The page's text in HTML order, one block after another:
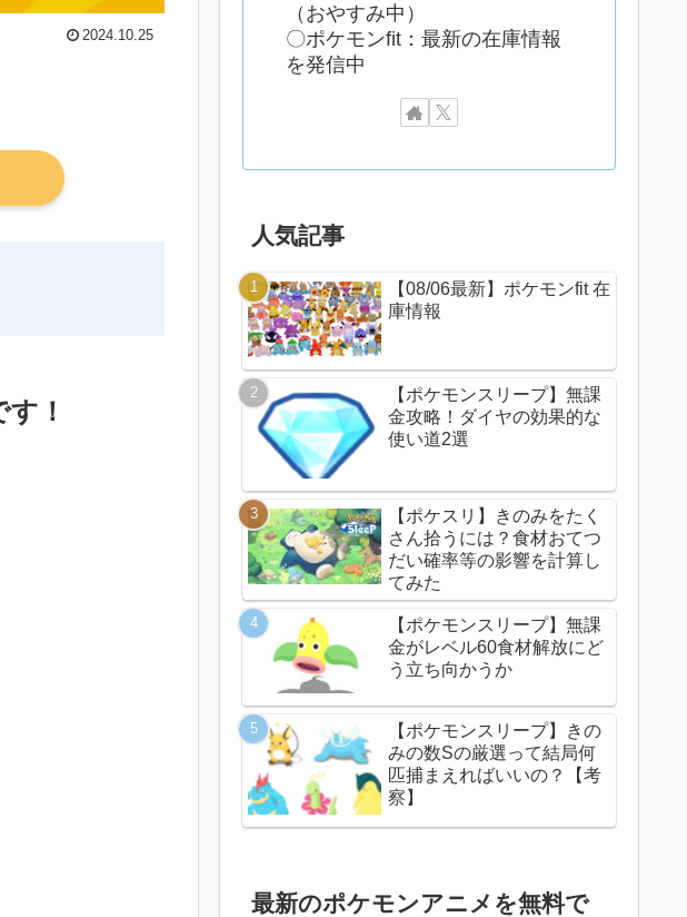
2024.10.25
す！
（おやすみ中）
〇ポケモンfit：最新の在庫情報
を発信中
人気記事
【08/06最新】ポケモンfit 在
庫情報
【ポケモンスリープ】無課
金攻略！ダイヤの効果的な
使い道2選
【ポケスリ】きのみをたく
さん拾うには？食材おてつ
だい確率等の影響を計算し
てみた
【ポケモンスリープ】無課
金がレベル60食材解放にど
う立ち向かうか
【ポケモンスリープ】きの
みの数Sの厳選って結局何
匹捕まえればいいの？【考
察】
最新のポケモンアニメを無料で